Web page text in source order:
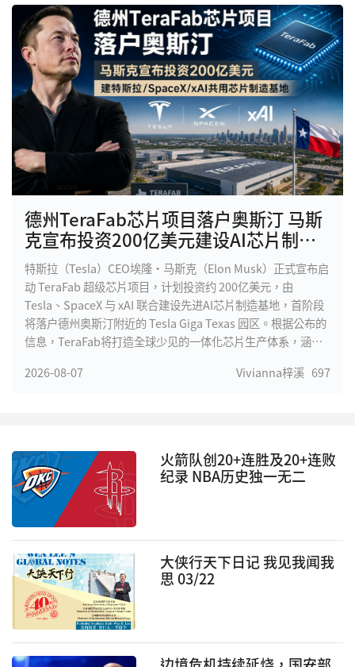
德州TeraFab芯片项目落户奥斯汀 马斯
克宣布投资200亿美元建设AI芯片制造
基地
特斯拉（Tesla）CEO埃隆·马斯克（Elon Musk）正式宣布启
动 TeraFab 超级芯片项目，计划投资约 200亿美元，由
Tesla、SpaceX 与 xAI 联合建设先进AI芯片制造基地，首阶段
将落户德州奥斯汀附近的 Tesla Giga Texas 园区。根据公布的
信息，TeraFab将打造全球少见的一体化芯片生产体系，涵盖
程，大幅缩短AI芯片研发周期，提高迭代效率。马斯克表示，
需求。
2026-08-07 Vivianna梓溪 697
火箭队创20+连胜及20+连败
纪录 NBA历史独一无二
大侠行天下日记 我见我闻我
思 03/22